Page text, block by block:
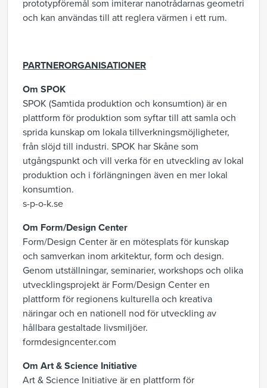
prototypföremål som imiterar nanotrådarnas geometri
och kan användas till att reglera värmen i ett rum.
PARTNERORGANISATIONER
Om SPOK
SPOK (Samtida produktion och konsumtion) är en
plattform för produktion som syftar till att samla och
sprida kunskap om lokala tillverkningsmöjligheter,
från slöjd till industri. SPOK har Skåne som
utgångspunkt och vill verka för en utveckling av lokal
produktion och i förlängningen även en mer lokal
konsumtion.
s-p-o-k.se
Om Form/Design Center
Form/Design Center är en mötesplats för kunskap
och samverkan inom arkitektur, form och design.
Genom utställningar, seminarier, workshops och olika
utvecklingsprojekt är Form/Design Center en
plattform för regionens kulturella och kreativa
näringar och en nationell nod för utveckling av
hållbara gestaltade livsmiljöer.
formdesigncenter.com
Om Art & Science Initiative
Art & Science Initiative är en plattform för